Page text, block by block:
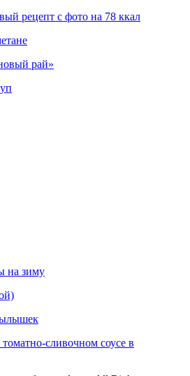
рецепт с фото на 78 ккал
рай»
на зиму
сливочном соусе в